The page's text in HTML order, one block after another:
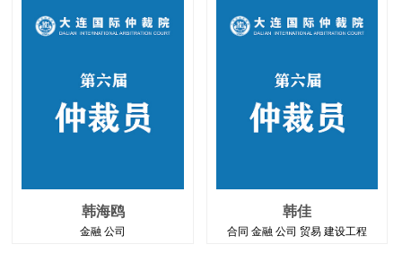
韩海鸥
金融 公司
韩佳
合同 金融 公司 贸易 建设工程